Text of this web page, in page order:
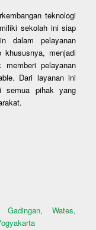
teknologi
sekolah ini siap
dalam pelayanan
khususnya, menjadi
pelayanan
Dari layanan ini
semua pihak yang
Wates,